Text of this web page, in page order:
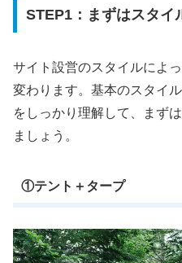
STEP1：まずはスタイ
サイト設営のスタイルによ
変わります。基本のスタイ
をしっかり理解して、まず
ましょう。
①テント＋タープ